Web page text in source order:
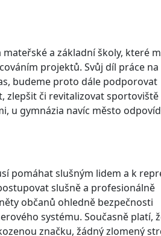
a základní školy, které
projektů. Svůj díl práce na
budeme proto dále podporovat
zlepšit či revitalizovat sportoviště
u gymnázia navíc město
pomáhat slušným lidem a k
slušně a profesionálně
občanů ohledně bezpečnosti
systému. Současně platí,
značku, žádný zlomený